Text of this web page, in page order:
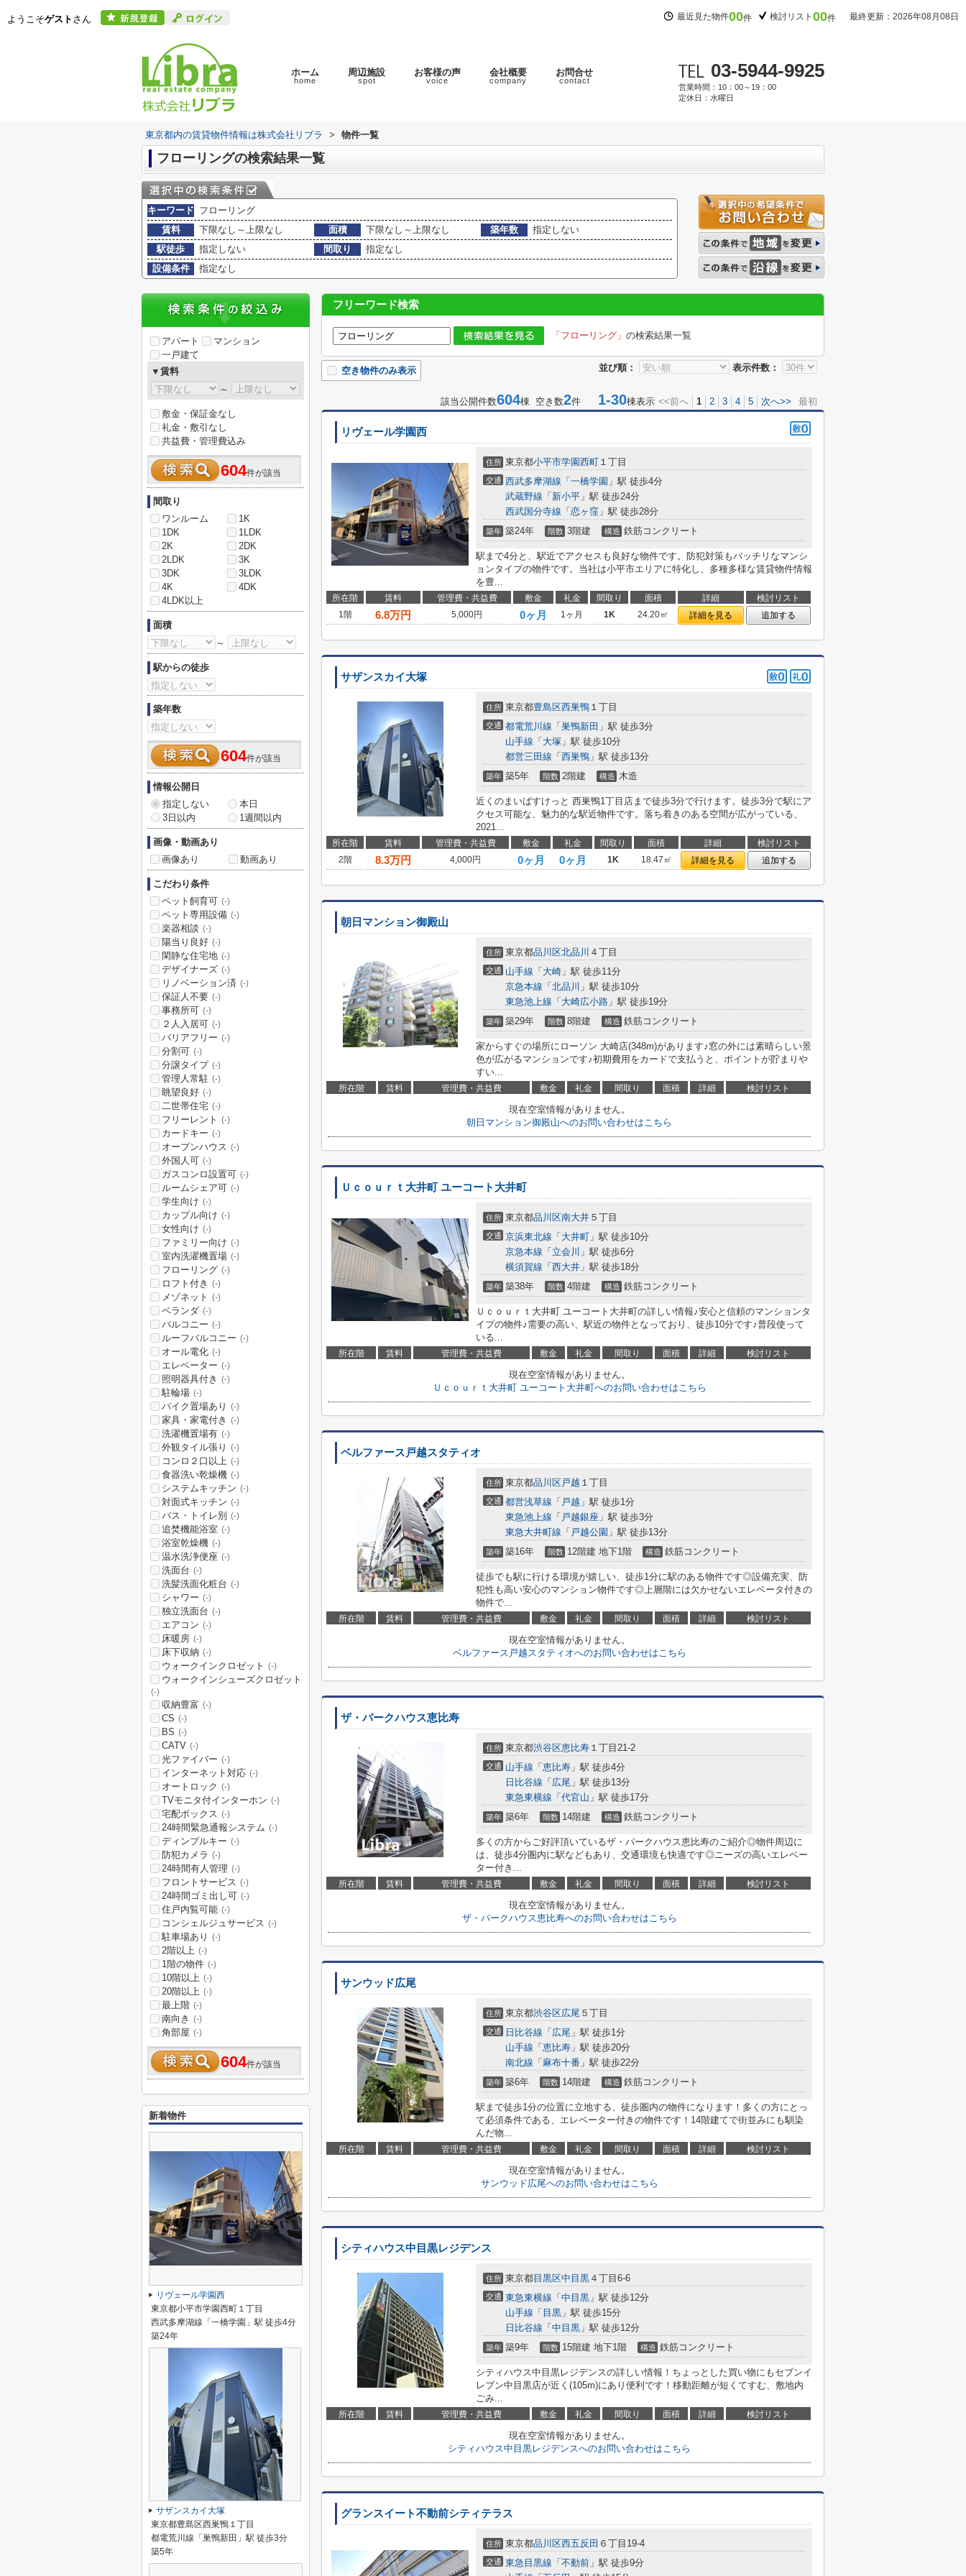
ようこそゲスト さん 最近見た物件00件 検討リスト 00件 最終更新：2026年08月08日
ホーム
home
周辺施設
spot
お客様の声
voice
会社概要
company
お問合せ
contact 03-5944-9925
営業時間：10：00～19：00
定休日：水曜日
東京都内の賃貸物件情報は株式会社リブラ > 物件一覧
フローリングの検索結果一覧
キーワード フローリング
賃料
下限なし～上限なし 面積 下限なし～上限なし 築年数
指定しない
駅徒歩
指定しない 間取り
指定なし
設備条件
指定なし
フリーワード検索
「フローリング」 の検索結果一覧
並び順： 表示件数：
空き物件のみ表示
該当公開件数604棟 空き数2件 1-30棟表示 <<前へ 1 2 3 4 5 次へ>> 最初
リヴェール学園西
住所 東京都小平市学園西町 １丁目
交通 西武多摩湖線 「 一橋学園 」駅 徒歩4分
武蔵野線 「 新小平 」駅 徒歩24分
西武国分寺線 「 恋ヶ窪 」駅 徒歩28分
築年 築24年 階数 3階建 構造 鉄筋コンクリート
駅まで4分と、駅近でアクセスも良好な物件です。防犯対策もバッチリなマンシ
ョンタイプの物件です。当社は小平市エリアに特化し、多種多様な賃貸物件情報
を豊...
所在階 賃料 管理費・共益費 敷金 礼金 間取り 面積 詳細
検討リスト
1階
6.8万円 5,000円 0ヶ月 1ヶ月 1K 24.20㎡ 詳細を見る 追加する
サザンスカイ大塚
住所 東京都豊島区西巣鴨 １丁目
交通 都電荒川線 「 巣鴨新田 」駅 徒歩3分
山手線 「 大塚 」駅 徒歩10分
都営三田線 「 西巣鴨 」駅 徒歩13分
築年 築5年 階数 2階建 構造 木造
近くのまいばすけっと 西巣鴨1丁目店まで徒歩3分で行けます。徒歩3分で駅にア
クセス可能な、魅力的な駅近物件です。落ち着きのある空間が広がっている、
2021...
所在階 賃料 管理費・共益費 敷金 礼金 間取り 面積 詳細
検討リスト
2階
8.3万円 4,000円 0ヶ月 0ヶ月 1K 18.47㎡ 詳細を見る 追加する
朝日マンション御殿山
住所 東京都品川区北品川 ４丁目
交通 山手線 「 大崎 」駅 徒歩11分
京急本線 「 北品川 」駅 徒歩10分
東急池上線 「 大崎広小路 」駅 徒歩19分
築年 築29年 階数 8階建 構造 鉄筋コンクリート
家からすぐの場所にローソン 大崎店(348m)があります♪窓の外には素晴らしい景
色が広がるマンションです♪初期費用をカードで支払うと、ポイントが貯まりや
すい...
所在階 賃料 管理費・共益費 敷金 礼金 間取り 面積 詳細 検討リスト
現在空室情報がありません。
朝日マンション御殿山へのお問い合わせはこちら
Ｕｃｏｕｒｔ大井町 ユーコート大井町
住所 東京都品川区南大井 ５丁目
交通 京浜東北線 「 大井町 」駅 徒歩10分
京急本線 「 立会川 」駅 徒歩6分
横須賀線 「 西大井 」駅 徒歩18分
築年 築38年 階数 4階建 構造 鉄筋コンクリート
Ｕｃｏｕｒｔ大井町 ユーコート大井町の詳しい情報♪安心と信頼のマンションタ
イプの物件♪需要の高い、駅近の物件となっており、徒歩10分です♪普段使って
いる...
所在階 賃料 管理費・共益費 敷金 礼金 間取り 面積 詳細 検討リスト
現在空室情報がありません。
Ｕｃｏｕｒｔ大井町 ユーコート大井町へのお問い合わせはこちら
ベルファース戸越スタティオ
住所 東京都品川区戸越 １丁目
交通 都営浅草線 「 戸越 」駅 徒歩1分
東急池上線 「 戸越銀座 」駅 徒歩3分
東急大井町線 「 戸越公園 」駅 徒歩13分
築年 築16年 階数 12階建 地下1階 構造 鉄筋コンクリート
徒歩でも駅に行ける環境が嬉しい、徒歩1分に駅のある物件です◎設備充実、防
犯性も高い安心のマンション物件です◎上層階には欠かせないエレベータ付きの
物件で...
所在階 賃料 管理費・共益費 敷金 礼金 間取り 面積 詳細 検討リスト
現在空室情報がありません。
ベルファース戸越スタティオへのお問い合わせはこちら
ザ・パークハウス恵比寿
住所 東京都渋谷区恵比寿 １丁目21-2
交通 山手線 「 恵比寿 」駅 徒歩4分
日比谷線 「 広尾 」駅 徒歩13分
東急東横線 「 代官山 」駅 徒歩17分
築年 築6年 階数 14階建 構造 鉄筋コンクリート
多くの方からご好評頂いているザ・パークハウス恵比寿のご紹介◎物件周辺に
は、徒歩4分圏内に駅などもあり、交通環境も快適です◎ニーズの高いエレベー
ター付き...
所在階 賃料 管理費・共益費 敷金 礼金 間取り 面積 詳細 検討リスト
現在空室情報がありません。
ザ・パークハウス恵比寿へのお問い合わせはこちら
サンウッド広尾
住所 東京都渋谷区広尾 ５丁目
交通 日比谷線 「 広尾 」駅 徒歩1分
山手線 「 恵比寿 」駅 徒歩20分
南北線 「 麻布十番 」駅 徒歩22分
築年 築6年 階数 14階建 構造 鉄筋コンクリート
駅まで徒歩1分の位置に立地する、徒歩圏内の物件になります！多くの方にとっ
て必須条件である、エレベーター付きの物件です！14階建てで街並みにも馴染
んだ物...
所在階 賃料 管理費・共益費 敷金 礼金 間取り 面積 詳細 検討リスト
現在空室情報がありません。
サンウッド広尾へのお問い合わせはこちら
シティハウス中目黒レジデンス
住所 東京都目黒区中目黒 ４丁目6-6
交通 東急東横線 「 中目黒 」駅 徒歩12分
山手線 「 目黒 」駅 徒歩15分
日比谷線 「 中目黒 」駅 徒歩12分
築年 築9年 階数 15階建 地下1階 構造 鉄筋コンクリート
シティハウス中目黒レジデンスの詳しい情報！ちょっとした買い物にもセブンイ
レブン中目黒店が近く(105m)にあり便利です！移動距離が短くてすむ、敷地内
ごみ...
所在階 賃料 管理費・共益費 敷金 礼金 間取り 面積 詳細 検討リスト
現在空室情報がありません。
シティハウス中目黒レジデンスへのお問い合わせはこちら
グランスイート不動前シティテラス
住所 東京都品川区西五反田 ６丁目19-4
交通 東急目黒線 「 不動前 」駅 徒歩9分
アパート
マンション
一戸建て
▼賃料
～
敷金・保証金なし
礼金・敷引なし
共益費・管理費込み
604件が該当
間取り
ワンルーム
1K
1DK
1LDK
2K
2DK
2LDK
3K
3DK
3LDK
4K
4DK
4LDK以上
面積
～
駅からの徒歩
築年数
604件が該当
情報公開日
指定しない
本日
3日以内
1週間以内
画像・動画あり
画像あり
動画あり
こだわり条件
ペット飼育可 (-)
ペット専用設備 (-)
楽器相談 (-)
陽当り良好 (-)
閑静な住宅地 (-)
デザイナーズ (-)
リノベーション済 (-)
保証人不要 (-)
事務所可 (-)
２人入居可 (-)
バリアフリー (-)
分割可 (-)
分譲タイプ (-)
管理人常駐 (-)
眺望良好 (-)
二世帯住宅 (-)
フリーレント (-)
カードキー (-)
オープンハウス (-)
外国人可 (-)
ガスコンロ設置可 (-)
ルームシェア可 (-)
学生向け (-)
カップル向け (-)
女性向け (-)
ファミリー向け (-)
室内洗濯機置場 (-)
フローリング (-)
ロフト付き (-)
メゾネット (-)
ベランダ (-)
バルコニー (-)
ルーフバルコニー (-)
オール電化 (-)
エレベーター (-)
照明器具付き (-)
駐輪場 (-)
バイク置場あり (-)
家具・家電付き (-)
洗濯機置場有 (-)
外観タイル張り (-)
コンロ２口以上 (-)
食器洗い乾燥機 (-)
システムキッチン (-)
対面式キッチン (-)
バス・トイレ別 (-)
追焚機能浴室 (-)
浴室乾燥機 (-)
温水洗浄便座 (-)
洗面台 (-)
洗髪洗面化粧台 (-)
シャワー (-)
独立洗面台 (-)
エアコン (-)
床暖房 (-)
床下収納 (-)
ウォークインクロゼット (-)
ウォークインシューズクロゼット
(-)
収納豊富 (-)
CS (-)
BS (-)
CATV (-)
光ファイバー (-)
インターネット対応 (-)
オートロック (-)
TVモニタ付インターホン (-)
宅配ボックス (-)
24時間緊急通報システム (-)
ディンプルキー (-)
防犯カメラ (-)
24時間有人管理 (-)
フロントサービス (-)
24時間ゴミ出し可 (-)
住戸内覧可能 (-)
コンシェルジュサービス (-)
駐車場あり (-)
2階以上 (-)
1階の物件 (-)
10階以上 (-)
20階以上 (-)
最上階 (-)
南向き (-)
角部屋 (-)
604件が該当
新着物件
リヴェール学園西
東京都小平市学園西町１丁目
西武多摩湖線「一橋学園」駅 徒歩4分
築24年
サザンスカイ大塚
東京都豊島区西巣鴨１丁目
都電荒川線「巣鴨新田」駅 徒歩3分
築5年